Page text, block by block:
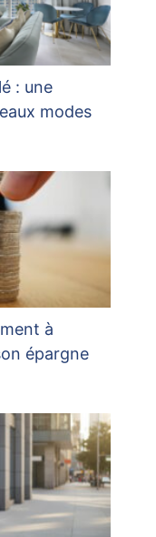
: une
modes
à
épargne